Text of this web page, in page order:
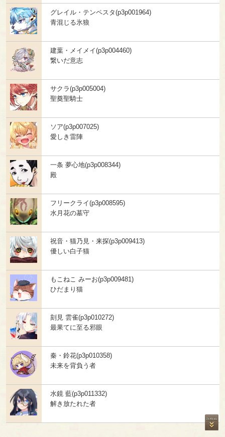
グレイル・テンペスタ(p3p001964)
青混じる氷狼
建葉・メイメイ(p3p004460)
繋いだ意志
サクラ(p3p005004)
聖奠聖騎士
ソア(p3p007025)
愛しき雷陣
一条 夢心地(p3p008344)
殿
フリークライ(p3p008595)
水月花の墓守
祝音・猫乃見・来探(p3p009413)
優しい白子猫
もこねこ みーお(p3p009481)
ひだまり猫
刻見 雲雀(p3p010272)
最果てに至る邪眼
秦・鈴花(p3p010358)
未来を背負う者
水鏡 藍(p3p011332)
解き放たれた者